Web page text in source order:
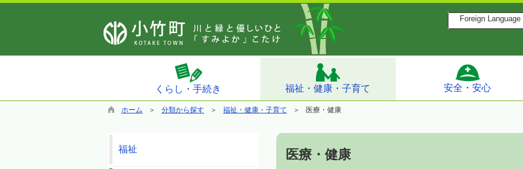
Foreign Language
くらし・手続き 福祉・健康・子育て 安全・安心
ホーム 分類から探す 福祉・健康・子育て 医療・健康
医療・健康
福祉